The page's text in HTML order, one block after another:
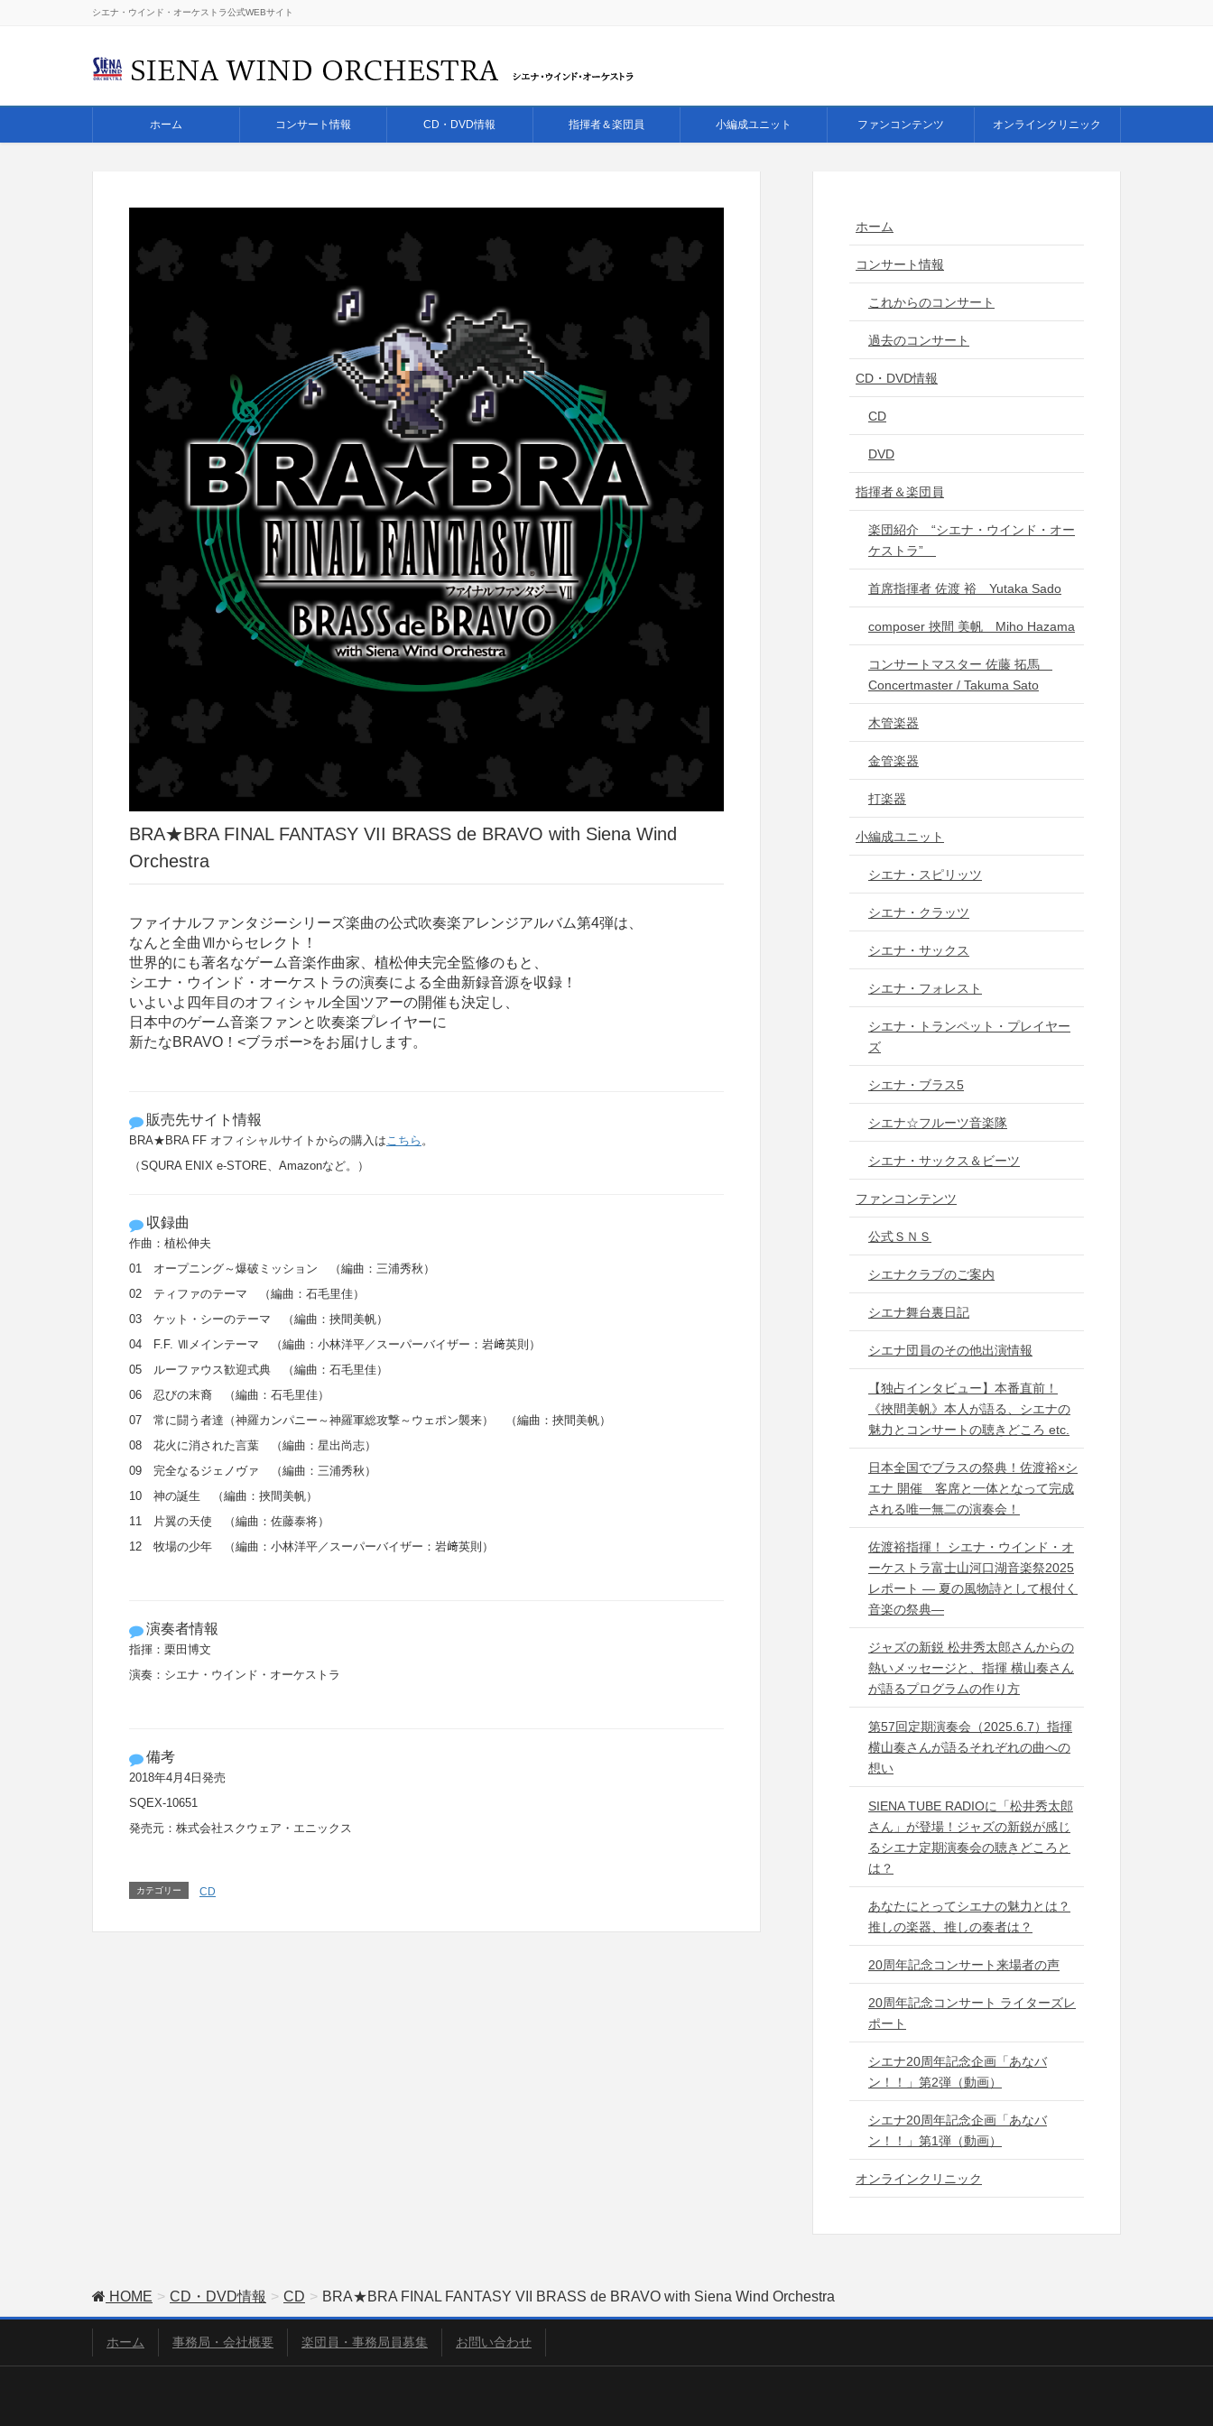
シエナ・ウインド・オーケストラ公式WEBサイト
ホーム コンサート情報 CD・DVD情報 指揮者＆楽団員 小編成ユニット ファンコンテンツ オンラインクリニック
BRA★BRA FINAL FANTASY VII BRASS de BRAVO with Siena Wind
Orchestra
ファイナルファンタジーシリーズ楽曲の公式吹奏楽アレンジアルバム第4弾は、
なんと全曲Ⅶからセレクト！
世界的にも著名なゲーム音楽作曲家、植松伸夫完全監修のもと、
シエナ・ウインド・オーケストラの演奏による全曲新録音源を収録！
いよいよ四年目のオフィシャル全国ツアーの開催も決定し、
日本中のゲーム音楽ファンと吹奏楽プレイヤーに
新たなBRAVO！<ブラボー>をお届けします。
販売先サイト情報
BRA★BRA FF オフィシャルサイトからの購入はこちら 。
（SQURA ENIX e-STORE、Amazonなど。）
収録曲
作曲：植松伸夫
01 オープニング～爆破ミッション （編曲：三浦秀秋）
02 ティファのテーマ （編曲：石毛里佳）
03 ケット・シーのテーマ （編曲：挾間美帆）
04 F.F. Ⅶメインテーマ （編曲：小林洋平／スーパーバイザー：岩﨑英則）
05 ルーファウス歓迎式典 （編曲：石毛里佳）
06 忍びの末裔 （編曲：石毛里佳）
07 常に闘う者達（神羅カンパニー～神羅軍総攻撃～ウェポン襲来） （編曲：挾間美帆）
08 花火に消された言葉 （編曲：星出尚志）
09 完全なるジェノヴァ （編曲：三浦秀秋）
10 神の誕生 （編曲：挾間美帆）
11 片翼の天使 （編曲：佐藤泰将）
12 牧場の少年 （編曲：小林洋平／スーパーバイザー：岩﨑英則）
演奏者情報
指揮：栗田博文
演奏：シエナ・ウインド・オーケストラ
備考
2018年4月 4 日発売
SQEX-10651
発売元：株式会社スクウェア・エニックス
カテゴリー CD
ホーム
コンサート情報
これからのコンサート
過去のコンサート
CD・DVD情報
CD
DVD
指揮者＆楽団員
楽団紹介 “シエナ・ウインド・オー
ケストラ”
首席指揮者 佐渡 裕 Yutaka Sado
composer 挾間 美帆 Miho Hazama
コンサートマスター 佐藤 拓馬
Concertmaster / Takuma Sato
木管楽器
金管楽器
打楽器
小編成ユニット
シエナ・スピリッツ
シエナ・クラッツ
シエナ・サックス
シエナ・フォレスト
シエナ・トランペット・プレイヤー
ズ
シエナ・ブラス5
シエナ☆フルーツ音楽隊
シエナ・サックス＆ビーツ
ファンコンテンツ
公式ＳＮＳ
シエナクラブのご案内
シエナ舞台裏日記
シエナ団員のその他出演情報
【独占インタビュー】本番直前！
《挾間美帆》本人が語る、シエナの
魅力とコンサートの聴きどころ etc.
日本全国でブラスの祭典！佐渡裕×シ
エナ 開催 客席と一体となって完成
される唯一無二の演奏会！
佐渡裕指揮！ シエナ・ウインド・オ
ーケストラ富士山河口湖音楽祭2025
レポート ― 夏の風物詩として根付く
音楽の祭典―
ジャズの新鋭 松井秀太郎さんからの
熱いメッセージと、指揮 横山奏さん
が語るプログラムの作り方
第57回定期演奏会（2025.6.7）指揮
横山奏さんが語るそれぞれの曲への
想い
SIENA TUBE RADIOに「松井秀太郎
さん」が登場！ジャズの新鋭が感じ
るシエナ定期演奏会の聴きどころと
は？
あなたにとってシエナの魅力とは？
推しの楽器、推しの奏者は？
20周年記念コンサート来場者の声
20周年記念コンサート ライターズレ
ポート
シエナ20周年記念企画「あなバ
ン！！」第2弾（動画）
シエナ20周年記念企画「あなバ
ン！！」第1弾（動画）
オンラインクリニック
HOME CD・DVD情報 CD BRA★BRA FINAL FANTASY VII BRASS de BRAVO with Siena Wind Orchestra
ホーム 事務局・会社概要 楽団員・事務局員募集 お問い合わせ